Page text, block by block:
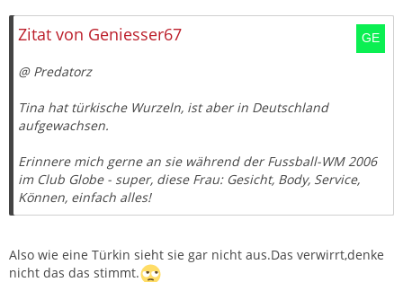
Zitat von Geniesser67
@ Predatorz
Tina hat türkische Wurzeln, ist aber in Deutschland
aufgewachsen.
Erinnere mich gerne an sie während der Fussball-WM 2006
im Club Globe - super, diese Frau: Gesicht, Body, Service,
Können, einfach alles!
Also wie eine Türkin sieht sie gar nicht aus.Das verwirrt,denke
nicht das das stimmt.
Zitieren